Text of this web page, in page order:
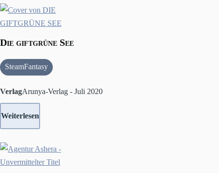
Die giftgrüne See
SteamFantasy
VerlagArunya-Verlag - Juli 2020
Weiterlesen